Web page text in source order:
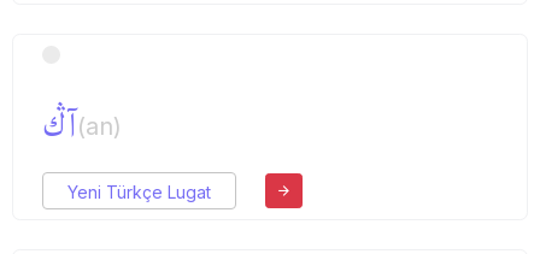
آڭ(an)
Yeni Türkçe Lugat